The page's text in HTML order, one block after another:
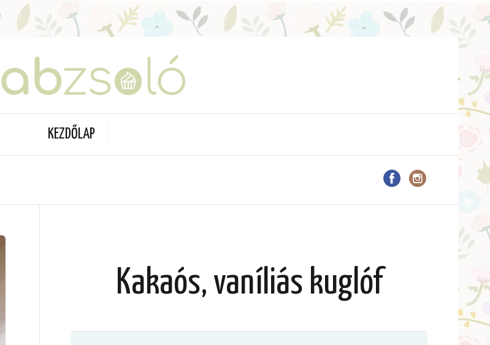
KEZDŐLAP
Kakaós, vaníliás kuglóf